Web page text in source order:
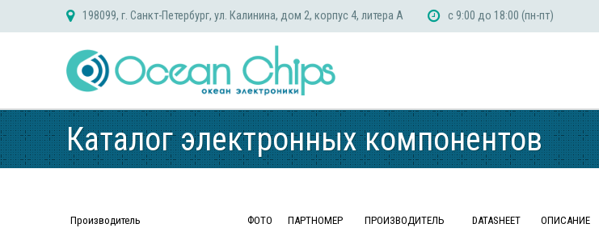
198099, г. Санкт-Петербург, ул. Калинина, дом 2, корпус 4, литера А с 9:00 до 18:00 (пн-пт)
Каталог электронных компонентов
Производитель ФОТО ПАРТНОМЕР ПРОИЗВОДИТЕЛЬ DATASHEET ОПИСАНИЕ